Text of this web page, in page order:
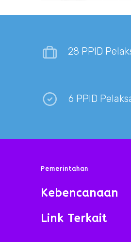
28 PPID
6 PPID
Pemerintahan
Kebencanaan
Link Terkait